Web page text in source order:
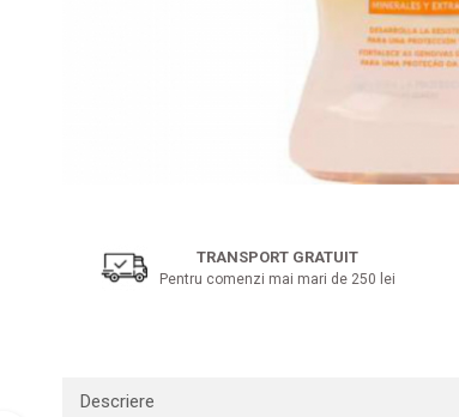
Vata demachianta
TRANSPORT GRATUIT
Pentru comenzi mai mari de 250 lei
Descriere